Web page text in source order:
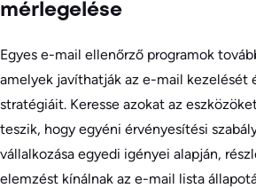
mérlegelése
Egyes e-mail ellenőrző programok
amelyek javíthatják az e-mail kezelését
stratégiáit. Keresse azokat az
teszik, hogy egyéni érvényesítési
vállalkozása egyedi igényei alapján,
elemzést kínálnak az e-mail lista